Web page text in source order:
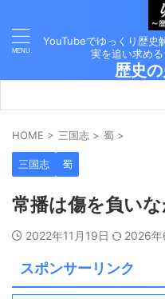
YouTubeでゆっくり歴史
実を追い求める
歴史
HOME > 三国志 > 蜀 >
三国志 蜀
常播は傷を負い
2022年11月19日 2026年
スポンサーリンク